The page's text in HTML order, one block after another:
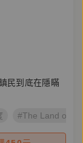
民到底在隱瞞
#The Land of